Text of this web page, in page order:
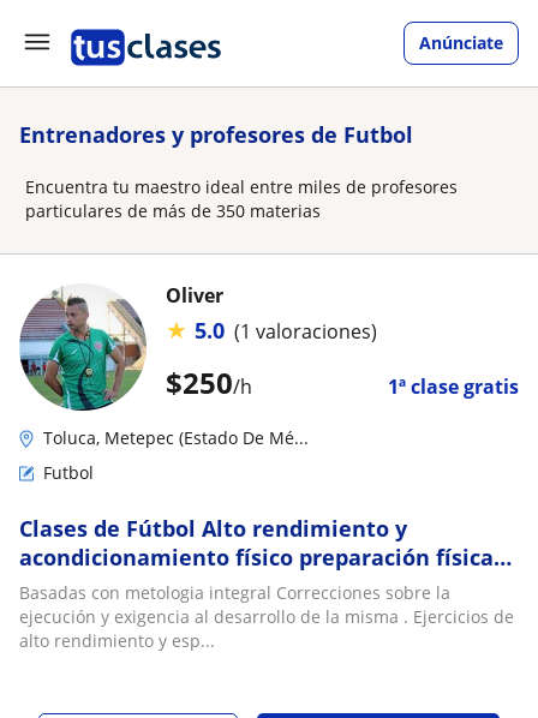
Anúnciate
Entrenadores y profesores de Futbol
Encuentra tu maestro ideal entre miles de profesores
particulares de más de 350 materias
$250/h 1ª clase gratis
Oliver
★ 5.0 (1 valoraciones)
Toluca, Metepec (Estado De Mé...
Futbol
Clases de Fútbol Alto rendimiento y
acondicionamiento físico preparación física
específica
Basadas con metologia integral Correcciones sobre la
ejecución y exigencia al desarrollo de la misma . Ejercicios de
alto rendimiento y esp...